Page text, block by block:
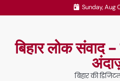
to
Sunday, Aug
बिहार लोक संवाद –
बिहार की